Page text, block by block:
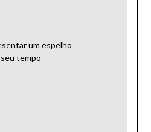
um espelho
tempo